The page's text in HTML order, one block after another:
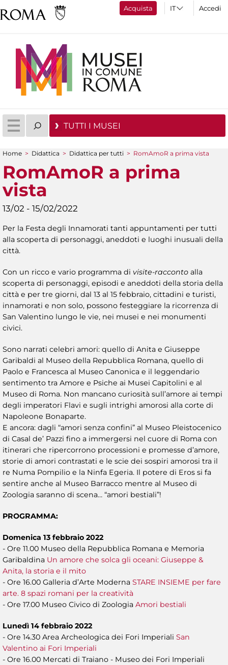
Acquista Accedi
TUTTI I MUSEI
Tu sei qui
Home > Didattica > Didattica per tutti > RomAmoR a prima vista
RomAmoR a prima
vista
13/02 - 15/02/2022
Per la Festa degli Innamorati tanti appuntamenti per tutti
alla scoperta di personaggi, aneddoti e luoghi inusuali della
città.
Con un ricco e vario programma di visite-racconto alla
scoperta di personaggi, episodi e aneddoti della storia della
città e per tre giorni, dal 13 al 15 febbraio, cittadini e turisti,
innamorati e non solo, possono festeggiare la ricorrenza di
San Valentino lungo le vie, nei musei e nei monumenti
civici.
Sono narrati celebri amori: quello di Anita e Giuseppe
Garibaldi al Museo della Repubblica Romana, quello di
Paolo e Francesca al Museo Canonica e il leggendario
sentimento tra Amore e Psiche ai Musei Capitolini e al
Museo di Roma. Non mancano curiosità sull’amore ai tempi
degli imperatori Flavi e sugli intrighi amorosi alla corte di
Napoleone Bonaparte.
E ancora: dagli “amori senza confini” al Museo Pleistocenico
di Casal de’ Pazzi fino a immergersi nel cuore di Roma con
itinerari che ripercorrono processioni e promesse d’amore,
storie di amori contrastati e le scie dei sospiri amorosi tra il
re Numa Pompilio e la Ninfa Egeria. Il potere di Eros si fa
sentire anche al Museo Barracco mentre al Museo di
Zoologia saranno di scena… “amori bestiali”!
PROGRAMMA:
Domenica 13 febbraio 2022
- Ore 11.00 Museo della Repubblica Romana e Memoria
Garibaldina Un amore che solca gli oceani: Giuseppe &
Anita, la storia e il mito
- Ore 16.00 Galleria d’Arte Moderna STARE INSIEME per fare
arte. 8 spazi romani per la creatività
- Ore 17.00 Museo Civico di Zoologia Amori bestiali
Lunedì 14 febbraio 2022
- Ore 14.30 Area Archeologica dei Fori Imperiali San
Valentino ai Fori Imperiali
- Ore 16.00 Mercati di Traiano - Museo dei Fori Imperiali